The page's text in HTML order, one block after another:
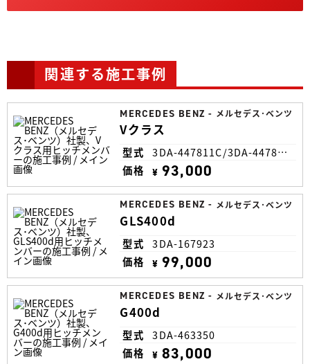
関連する施工事例
MERCEDES BENZ - メルセデス･ベンツ
Vクラス
型式
3DA-447811C/3DA-447815N
価格
¥ 93,000
MERCEDES BENZ - メルセデス･ベンツ
GLS400d
型式
3DA-167923
価格
¥ 99,000
MERCEDES BENZ - メルセデス･ベンツ
G400d
型式
3DA-463350
価格
¥ 83,000